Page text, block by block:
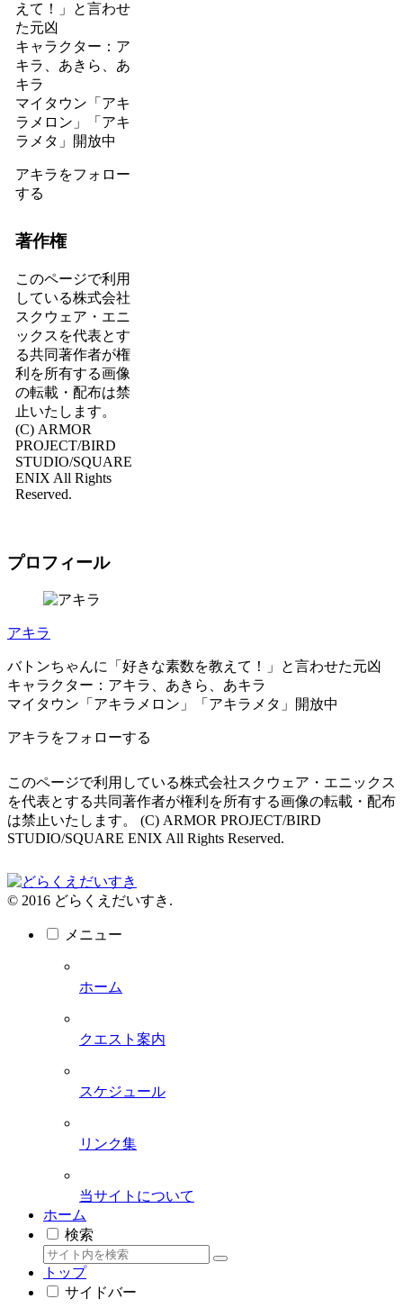
えて！」と言わせ
た元凶
キャラクター：ア
キラ、あきら、あ
キラ
マイタウン「アキ
ラメロン」「アキ
ラメタ」開放中
アキラをフォロー
する
著作権
このページで利用
している株式会社
スクウェア・エニ
ックスを代表とす
る共同著作者が権
利を所有する画像
の転載・配布は禁
止いたします。
(C) ARMOR
PROJECT/BIRD
STUDIO/SQUARE
ENIX All Rights
Reserved.
プロフィール
アキラ
バトンちゃんに「好きな素数を教えて！」と言わせた元凶
キャラクター：アキラ、あきら、あキラ
マイタウン「アキラメロン」「アキラメタ」開放中
アキラをフォローする
このページで利用している株式会社スクウェア・エニックス
を代表とする共同著作者が権利を所有する画像の転載・配布
は禁止いたします。 (C) ARMOR PROJECT/BIRD
STUDIO/SQUARE ENIX All Rights Reserved.
© 2016 どらくえだいすき.
メニュー
ホーム
クエスト案内
スケジュール
リンク集
当サイトについて
ホーム
検索
トップ
サイドバー